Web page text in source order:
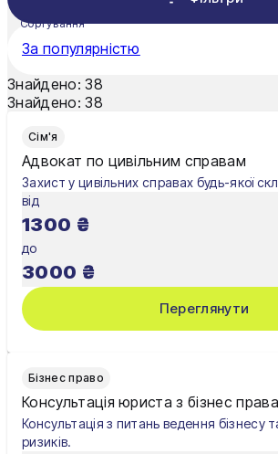
Нікополь
Одеса
Павлоград
Полтава
Тернопіль
Ужгород
Умань
Харків
Сортування
За популярністю
Знайдено: 38
Знайдено: 38
Сім'я
Адвокат по цивільним справам
Захист у цивільних справах будь-якої
від
1300 ₴
до
3000 ₴
Переглянути
Бізнес право
Консультація юриста з бізнес права
Консультація з питань ведення бізнесу
ризиків.